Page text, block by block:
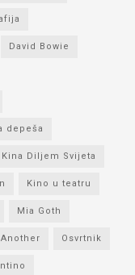
David Bowie
depeša
Kina Diljem Svijeta
Kino u teatru
Mia Goth
Osvrtnik